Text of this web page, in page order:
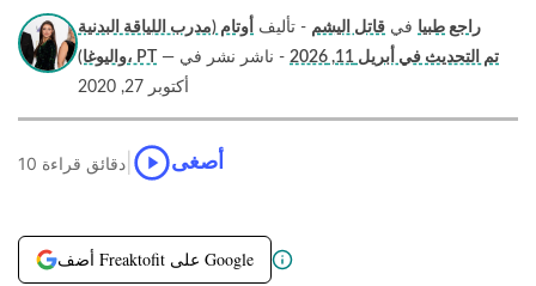
راجع طبيا في قاتل اليشم - تأليف
أوتام (مدرب اللياقة البدنية
واليوغا)، PT
— تم التحديث في أبريل 11, 2026
- ناشر نشر في
أكتوبر 27, 2020
10 دقائق قراءة أصغى
أضف Freaktofit على Google